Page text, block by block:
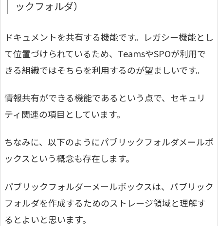
ックフォルダ）
ドキュメントを共有する機能です。レガシー機能とし
て位置づけられているため、TeamsやSPOが利用で
きる組織ではそちらを利用するのが望ましいです。
情報共有ができる機能であるという点で、セキュリ
ティ関連の項目としています。
ちなみに、以下のようにパブリックフォルダメールボ
ックスという概念も存在します。
パブリックフォルダーメールボックスは、パブリック
フォルダを作成するためのストレージ領域と理解す
るとよいと思います。